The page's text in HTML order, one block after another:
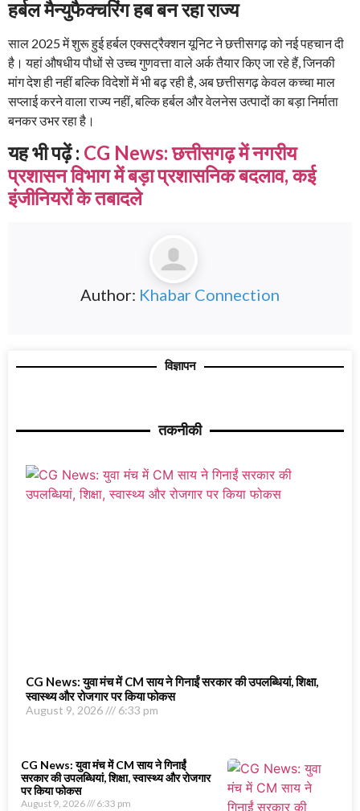
हर्बल मैन्युफैक्चरिंग हब बन रहा राज्य
साल 2025 में शुरू हुई हर्बल एक्सट्रैक्शन यूनिट ने छत्तीसगढ़ को नई पहचान दी
है। यहां औषधीय पौधों से उच्च गुणवत्ता वाले अर्क तैयार किए जा रहे हैं, जिनकी
मांग देश ही नहीं बल्कि विदेशों में भी बढ़ रही है, अब छत्तीसगढ़ केवल कच्चा माल
सप्लाई करने वाला राज्य नहीं, बल्कि हर्बल और वेलनेस उत्पादों का बड़ा निर्माता
बनकर उभर रहा है।
यह भी पढ़ें : CG News: छत्तीसगढ़ में नगरीय
प्रशासन विभाग में बड़ा प्रशासनिक बदलाव, कई
इंजीनियरों के तबादले
Author: Khabar Connection
विज्ञापन
तकनीकी
CG News: युवा मंच में CM साय ने गिनाईं सरकार की उपलब्धियां, शिक्षा,
स्वास्थ्य और रोजगार पर किया फोकस
August 9, 2026 6:33 pm
CG News: युवा मंच में CM साय ने गिनाईं
सरकार की उपलब्धियां, शिक्षा, स्वास्थ्य और रोजगार
पर किया फोकस
August 9, 2026 6:33 pm